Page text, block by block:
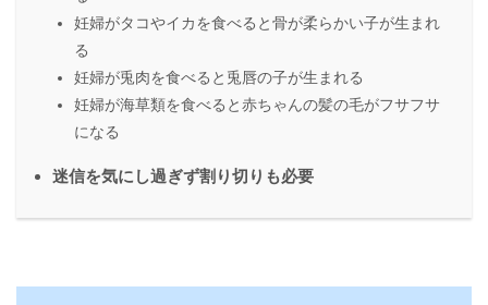
妊婦がタコやイカを食べると骨が柔らかい子が生まれ
る
妊婦が兎肉を食べると兎唇の子が生まれる
妊婦が海草類を食べると赤ちゃんの髪の毛がフサフサ
になる
迷信を気にし過ぎず割り切りも必要